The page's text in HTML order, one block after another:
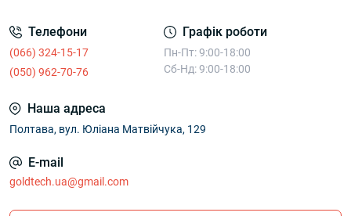
Телефони
(066) 324-15-17
(050) 962-70-76
Графік роботи
Пн-Пт: 9:00-18:00
Сб-Нд: 9:00-18:00
Наша адреса
Полтава, вул. Юліана Матвійчука, 129
E-mail
goldtech.ua@gmail.com